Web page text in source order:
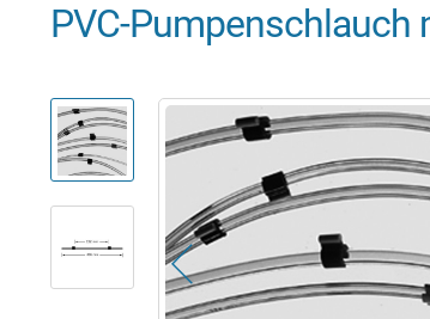
PVC-Pumpenschlauch